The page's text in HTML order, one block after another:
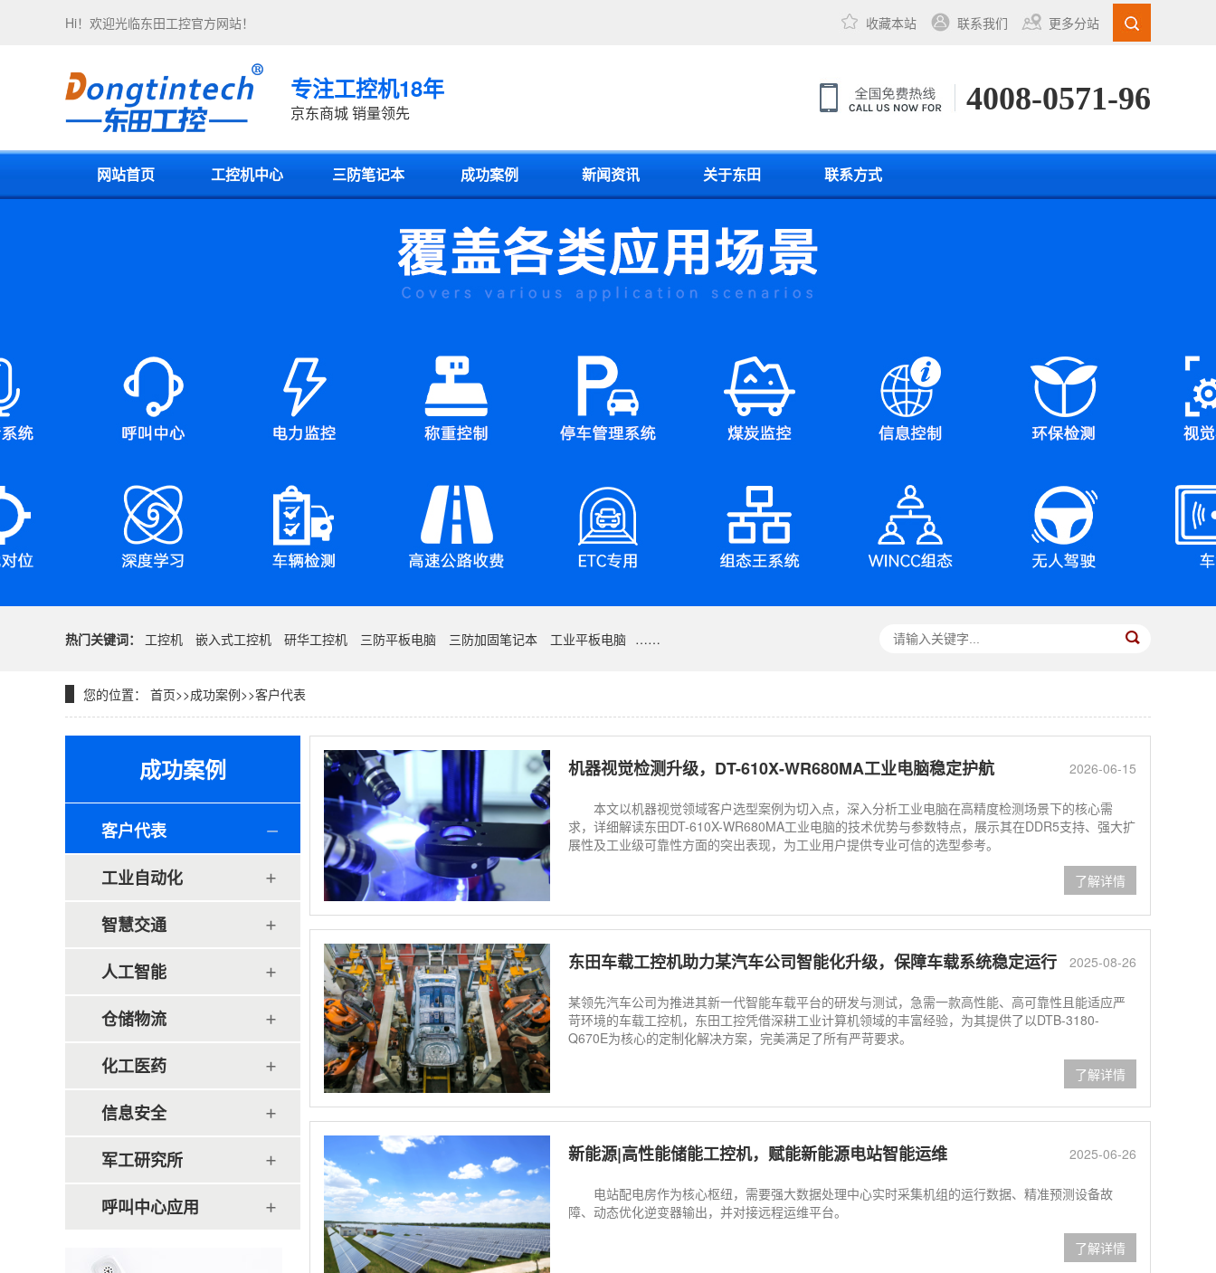
收藏本站 联系我们 更多分站
Hi！欢迎光临东田工控官方网站！
专注工控机18年
京东商城 销量领先 4008-0571-96
网站首页 工控机中心 三防笔记本 成功案例 新闻资讯 关于东田 联系方式
热门关键词： 工控机 嵌入式工控机 研华工控机 三防平板电脑 三防加固笔记本 工业平板电脑 ……
您的位置： 首页>>成功案例>>客户代表
成功案例
客户代表
工业自动化
智慧交通
人工智能
仓储物流
化工医药
信息安全
军工研究所
呼叫中心应用
2026-06-15
机器视觉检测升级，DT-610X-WR680MA工业电脑稳定护航
本文以机器视觉领域客户选型案例为切入点，深入分析工业电脑在高精度检测场景下的核心需
求，详细解读东田DT-610X-WR680MA工业电脑的技术优势与参数特点，展示其在DDR5支持、强大扩
展性及工业级可靠性方面的突出表现，为工业用户提供专业可信的选型参考。
了解详情
2025-08-26
东田车载工控机助力某汽车公司智能化升级，保障车载系统稳定运行
某领先汽车公司为推进其新一代智能车载平台的研发与测试，急需一款高性能、高可靠性且能适应严
苛环境的车载工控机，东田工控凭借深耕工业计算机领域的丰富经验，为其提供了以DTB-3180-
Q670E为核心的定制化解决方案，完美满足了所有严苛要求。
了解详情
2025-06-26
新能源|高性能储能工控机，赋能新能源电站智能运维
电站配电房作为核心枢纽，需要强大数据处理中心实时采集机组的运行数据、精准预测设备故
障、动态优化逆变器输出，并对接远程运维平台。
了解详情